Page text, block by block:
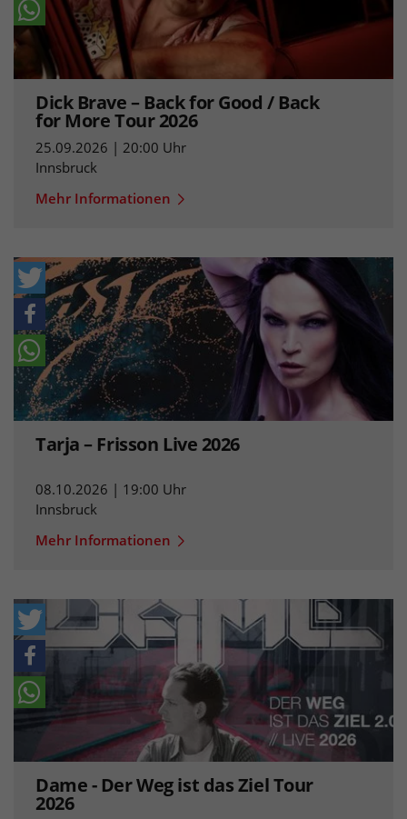
Dick Brave – Back for Good / Back
for More Tour 2026
25.09.2026 | 20:00 Uhr
Innsbruck
Mehr Informationen
Tarja – Frisson Live 2026
08.10.2026 | 19:00 Uhr
Innsbruck
Mehr Informationen
Dame - Der Weg ist das Ziel Tour
2026